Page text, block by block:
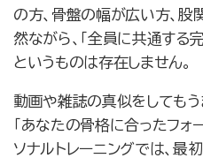
の方、骨盤の幅が広い方、
然ながら、「全員に共通する
というものは存在しません。
動画や雑誌の真似をしても
「あなたの骨格に合ったフォ
ソナルトレーニングでは、最